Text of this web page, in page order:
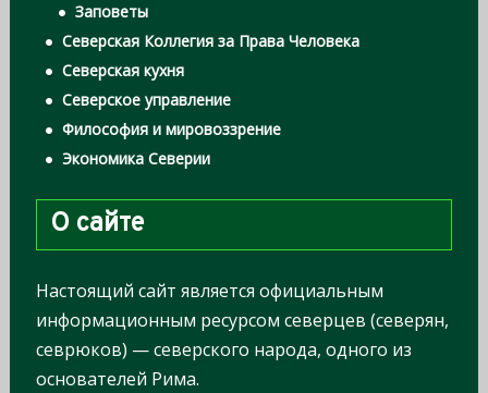
Заповеты
Северская Коллегия за Права Человека
Северская кухня
Северское управление
Философия и мировоззрение
Экономика Северии
О сайте
Настоящий сайт является официальным
информационным ресурсом северцев (северян,
севрюков) — северского народа, одного из
основателей Рима.